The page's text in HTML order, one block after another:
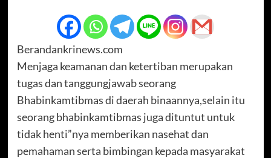
Berandankrinews.com
Menjaga keamanan dan ketertiban merupakan
tugas dan tanggungjawab seorang
Bhabinkamtibmas di daerah binaannya,selain itu
seorang bhabinkamtibmas juga dituntut untuk
tidak henti”nya memberikan nasehat dan
pemahaman serta bimbingan kepada masyarakat